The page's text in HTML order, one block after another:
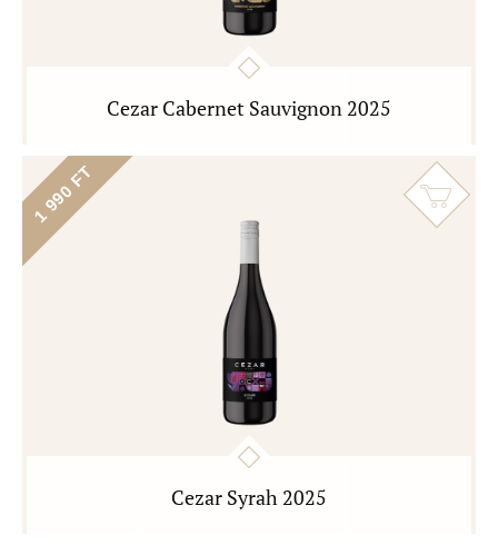
Cezar Cabernet Sauvignon 2025
1 990 FT
Cezar Syrah 2025